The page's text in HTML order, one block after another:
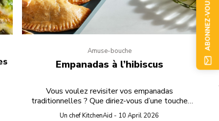
Amuse-bouche
Empanadas à l’hibiscus
Vous voulez revisiter vos empanadas
traditionnelles ? Que diriez-vous d’une touche
d’hibiscus ?
Un chef KitchenAid - 10 April 2026
ABONNEZ-VOUS